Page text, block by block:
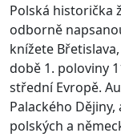
Polská historička
odborně
knížete
době 1. poloviny
střední Evropě.
Palackého
polských a